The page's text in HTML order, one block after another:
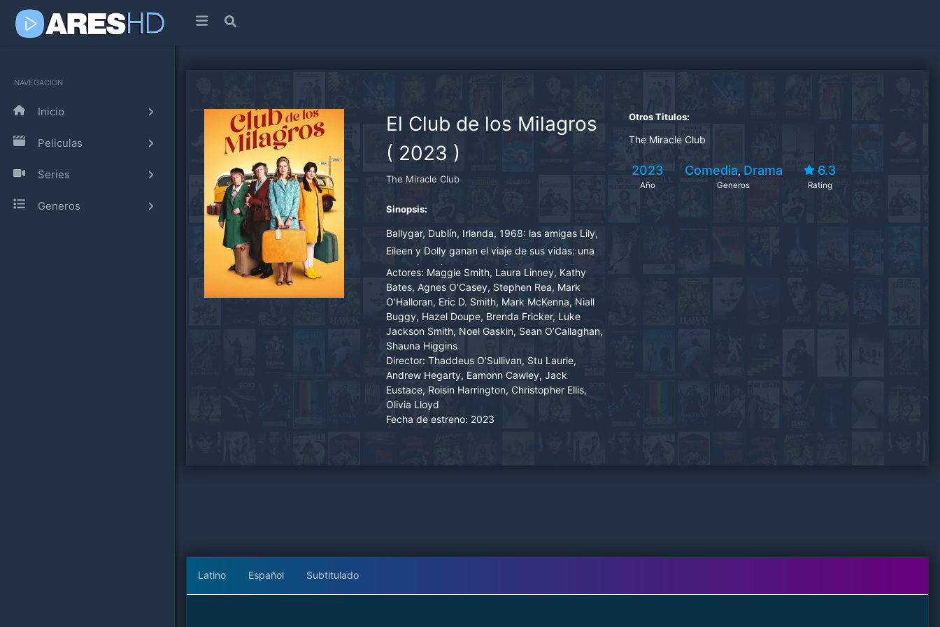
NAVEGACION
Inicio
Peliculas
Series
Generos
El Club de los Milagros
( 2023 )
The Miracle Club
Sinopsis:
Ballygar, Dublín, Irlanda, 1968: las amigas Lily,
Eileen y Dolly ganan el viaje de sus vidas: una
peregrinación a Lourdes. Cada una de ellas
necesita desesperadamente un milagro
personal, por lo que el viaje parece la respuesta
a todas sus plegarias. Pero cuando se les une
Chrissie, que regresa a Dublín tras décadas en
América, se reabren profundas heridas del
pasado y quedan al descubierto amargas
verdades. A medida que se enfrentan unos a
otros y aceptan su pasado común, el grupo se
enfrenta a revelaciones que les cambiarán para
Actores: Maggie Smith, Laura Linney, Kathy
Bates, Agnes O'Casey, Stephen Rea, Mark
O'Halloran, Eric D. Smith, Mark McKenna, Niall
Buggy, Hazel Doupe, Brenda Fricker, Luke
Jackson Smith, Noel Gaskin, Sean O’Callaghan,
Shauna Higgins
Director: Thaddeus O'Sullivan, Stu Laurie,
Andrew Hegarty, Eamonn Cawley, Jack
Eustace, Roisin Harrington, Christopher Ellis,
Olivia Lloyd
Fecha de estreno: 2023
Otros Titulos:
The Miracle Club
2023
Año
Comedia, Drama
Generos
6.3
Rating
Latino Español Subtitulado